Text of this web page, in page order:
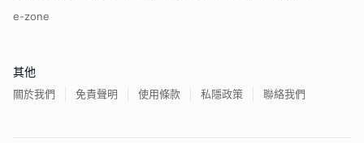
e-zone
其他
關於我們 免責聲明 使用條款 私隱政策 聯絡我們